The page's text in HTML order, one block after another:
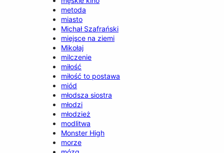
metoda
miasto
Michał Szafrański
miejsce na ziemi
Mikołaj
milczenie
miłość
miłość to postawa
miód
młodsza siostra
młodzi
młodzież
modlitwa
Monster High
morze